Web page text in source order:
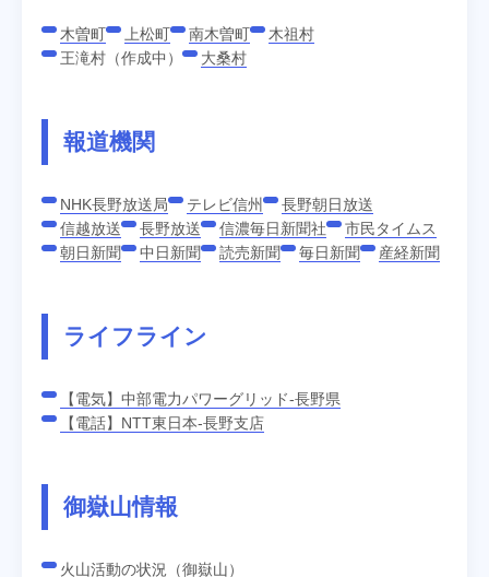
木曽町 上松町 南木曽町
木祖村
王滝村（作成中）
大桑村
報道機関
NHK長野放送局 テレビ信州
長野朝日放送
信越放送
長野放送 信濃毎日新聞社
市民タイムス
朝日新聞
中日新聞 読売新聞 毎日新聞 産経新聞
ライフライン
【電気】中部電力パワーグリッド-長野県
【電話】NTT東日本-長野支店
御嶽山情報
火山活動の状況（御嶽山）